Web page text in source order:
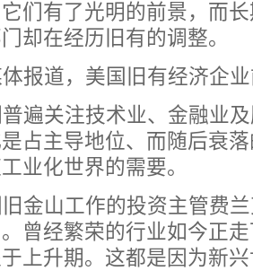
们有了光明的前景，而
却在经历旧有的调整。
道，美国旧有经济企业
关注技术业、金融业及
占主导地位、而随后衰
业化世界的需要。
山工作的投资主管费兰
曾经繁荣的行业如今正
上升期。这都是因为新